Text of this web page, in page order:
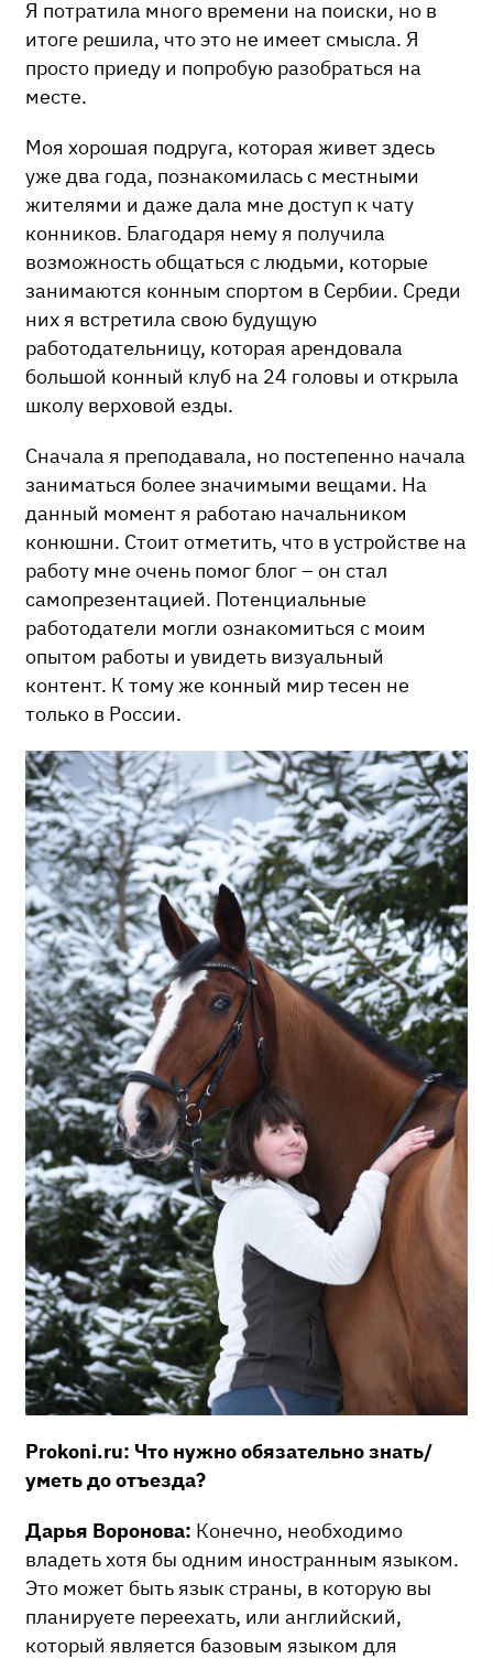
Я потратила много времени на поиски, но в
итоге решила, что это не имеет смысла. Я
просто приеду и попробую разобраться на
месте.
Моя хорошая подруга, которая живет здесь
уже два года, познакомилась с местными
жителями и даже дала мне доступ к чату
конников. Благодаря нему я получила
возможность общаться с людьми, которые
занимаются конным спортом в Сербии. Среди
них я встретила свою будущую
работодательницу, которая арендовала
большой конный клуб на 24 головы и открыла
школу верховой езды.
Сначала я преподавала, но постепенно начала
заниматься более значимыми вещами. На
данный момент я работаю начальником
конюшни. Стоит отметить, что в устройстве на
работу мне очень помог блог – он стал
самопрезентацией. Потенциальные
работодатели могли ознакомиться с моим
опытом работы и увидеть визуальный
контент. К тому же конный мир тесен не
только в России.
Prokoni.ru: Что нужно обязательно знать/
уметь до отъезда?
Дарья Воронова: Конечно, необходимо
владеть хотя бы одним иностранным языком.
Это может быть язык страны, в которую вы
планируете переехать, или английский,
который является базовым языком для